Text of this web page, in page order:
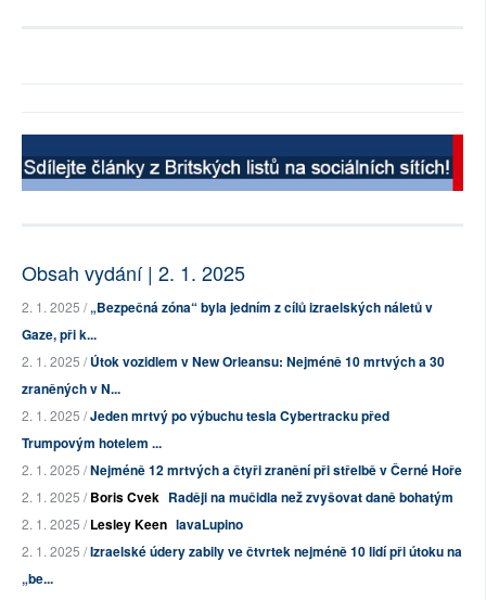
Obsah vydání | 2. 1. 2025
2. 1. 2025 /„Bezpečná zóna“ byla jedním z cílů izraelských náletů v
Gaze, při k...
2. 1. 2025 /Útok vozidlem v New Orleansu: Nejméně 10 mrtvých a 30
zraněných v N...
2. 1. 2025 /Jeden mrtvý po výbuchu tesla Cybertracku před
Trumpovým hotelem ...
2. 1. 2025 /Nejméně 12 mrtvých a čtyři zranění při střelbě v Černé Hoře
2. 1. 2025 /Boris Cvek Raději na mučidla než zvyšovat daně bohatým
2. 1. 2025 /Lesley Keen lavaLupino
2. 1. 2025 /Izraelské údery zabily ve čtvrtek nejméně 10 lidí při útoku na
„be...